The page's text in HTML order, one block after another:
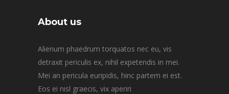
About us
Alienum phaedrum torquatos nec eu, vis
detraxit periculis ex, nihil expetendis in mei.
Mei an pericula euripidis, hinc partem ei est.
Eos ei nisl graecis, vix aperiri